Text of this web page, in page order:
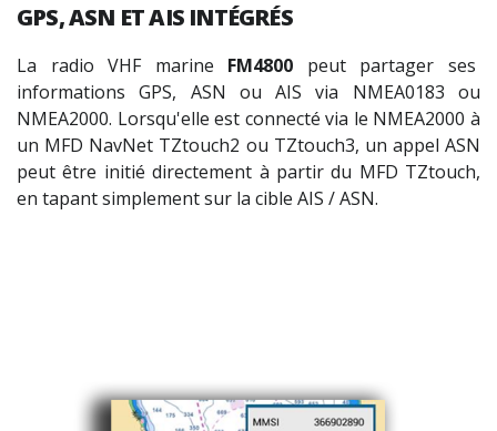
GPS,ASN ETAIS INTÉGRÉS
La radio VHF marine FM4800 peut partager ses
informations GPS, ASN ou AIS via NMEA0183 ou
NMEA2000. Lorsqu'elle est connecté via le NMEA2000 à
un MFD NavNet TZtouch2 ou TZtouch3, un appel ASN
peut être initié directement à partir du MFD TZtouch,
en tapant simplement sur la cible AIS / ASN.